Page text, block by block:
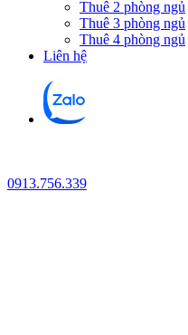
Thuê 2 phòng ngủ
Thuê 3 phòng ngủ
Thuê 4 phòng ngủ
Liên hệ
0913.756.339